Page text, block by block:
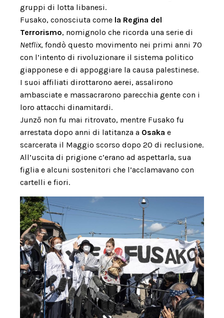
gruppi di lotta libanesi.
Fusako, conosciuta come la Regina del
Terrorismo, nomignolo che ricorda una serie di
Netflix, fondò questo movimento nei primi anni 70
con l’intento di rivoluzionare il sistema politico
giapponese e di appoggiare la causa palestinese.
I suoi affiliati dirottarono aerei, assalirono
ambasciate e massacrarono parecchia gente con i
loro attacchi dinamitardi.
Junzō non fu mai ritrovato, mentre Fusako fu
arrestata dopo anni di latitanza a Osaka e
scarcerata il Maggio scorso dopo 20 di reclusione.
All’uscita di prigione c’erano ad aspettarla, sua
figlia e alcuni sostenitori che l’acclamavano con
cartelli e fiori.